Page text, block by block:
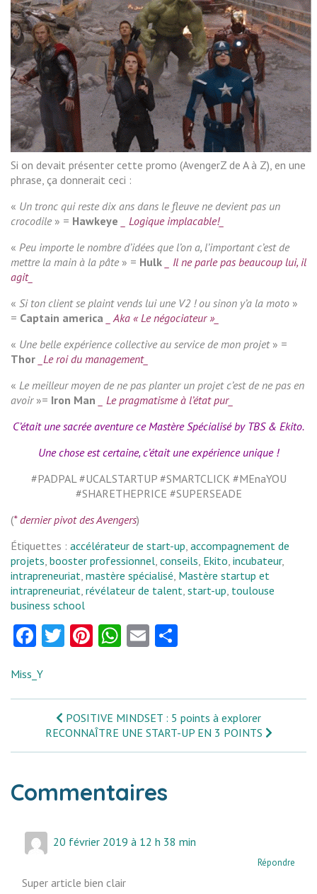
Si on devait présenter cette promo (AvengerZ de A à Z), en une
phrase, ça donnerait ceci :
« Un tronc qui reste dix ans dans le fleuve ne devient pas un
crocodile» = Hawkeye
_ Logique implacable!_
« Peu importe le nombre d’idées que l’on a, l’important c’est de
mettre la main à la pâte» = Hulk
_ Il ne parle pas beaucoup lui, il
agit_
« Si ton client se plaint vends lui une V2 ! ou sinon y’a la moto »
= Captain america
_ Aka « Le négociateur »_
« Une belle expérience collective au service de mon projet» =
Thor _Le roi du management_
« Le meilleur moyen de ne pas planter un projet c’est de ne pas en
avoir»= Iron Man
_ Le pragmatisme à l’état pur_
C’était une sacrée aventure ce Mastère Spécialisé by TBS & Ekito.
Une chose est certaine, c’était une expérience unique !
#PADPAL #UCALSTARTUP #SMARTCLICK #MEnaYOU
#SHARETHEPRICE #SUPERSEADE
(* dernier pivot des Avengers)
Étiquettes : accélérateur de start-up, accompagnement de
projets, booster professionnel, conseils, Ekito, incubateur,
intrapreneuriat, mastère spécialisé, Mastère startup et
intrapreneuriat, révélateur de talent, start-up, toulouse
business school
Facebook
Twitter
Pinterest
WhatsApp
Email
Miss_Y
POSITIVE MINDSET : 5 points à explorer
RECONNAÎTRE UNE START-UP EN 3 POINTS
Commentaires
20 février 2019 à 12 h 38 min
Répondre
Super article bien clair